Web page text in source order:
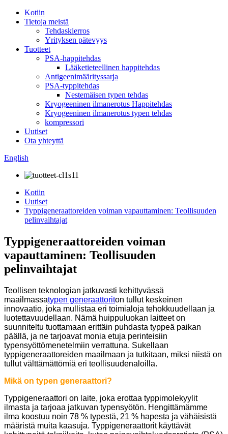
Kotiin
Tietoja meistä
Tehdaskierros
Yrityksen pätevyys
Tuotteet
PSA-happitehdas
Lääketieteellinen happitehdas
Antigeenimäärityssarja
PSA-typpitehdas
Nestemäisen typen tehdas
Kryogeeninen ilmanerotus Happitehdas
Kryogeeninen ilmanerotus typen tehdas
kompressori
Uutiset
Ota yhteyttä
English
Kotiin
Uutiset
Typpigeneraattoreiden voiman vapauttaminen: Teollisuuden
pelinvaihtajat
Typpigeneraattoreiden voiman
vapauttaminen: Teollisuuden
pelinvaihtajat
Teollisen teknologian jatkuvasti kehittyvässä
maailmassatypen generaattoriton tullut keskeinen
innovaatio, joka mullistaa eri toimialoja tehokkuudellaan ja
luotettavuudellaan. Nämä huippuluokan laitteet on
suunniteltu tuottamaan erittäin puhdasta typpeä paikan
päällä, ja ne tarjoavat monia etuja perinteisiin
typensyöttömenetelmiin verrattuna. Sukellaan
typpigeneraattoreiden maailmaan ja tutkitaan, miksi niistä on
tullut välttämättömiä eri teollisuudenaloilla.
Mikä on typen generaattori?
Typpigeneraattori on laite, joka erottaa typpimolekyylit
ilmasta ja tarjoaa jatkuvan typensyötön. Hengittämämme
ilma koostuu noin 78 % typestä, 21 % hapesta ja vähäisistä
määristä muita kaasuja. Typpigeneraattorit käyttävät